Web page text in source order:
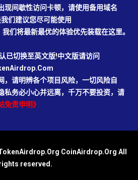
现间歇性访问卡顿，请使用备用域名
们建议您尽可能使用
们将最新最优的体验优先装载在这里。
切换至英文版!中文版请访问
，请明辨各个项目风险，一切风险自
私务必小心并远离，千万不要投资，请
免责申明》
CoinAirdrop.Org All
reserved.